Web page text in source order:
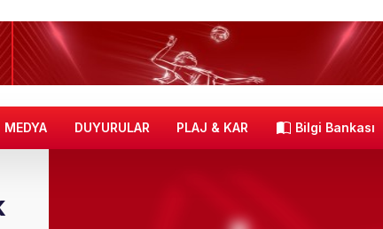
MEDYA DUYURULAR PLAJ & KAR Bilgi Bankası